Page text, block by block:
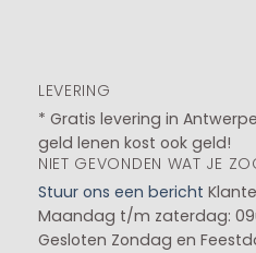
LEVERING
* Gratis levering in
geld lenen kost ook geld!
NIET GEVONDEN WAT JE
Stuur ons een bericht
Maandag t/m zaterdag:
Gesloten Zondag en